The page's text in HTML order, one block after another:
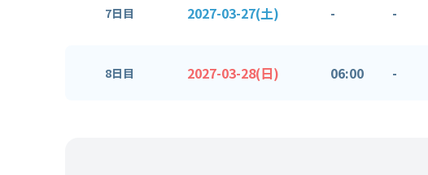
7日目 2027-03-27(土) - -
8日目 2027-03-28(日) 06:00 -